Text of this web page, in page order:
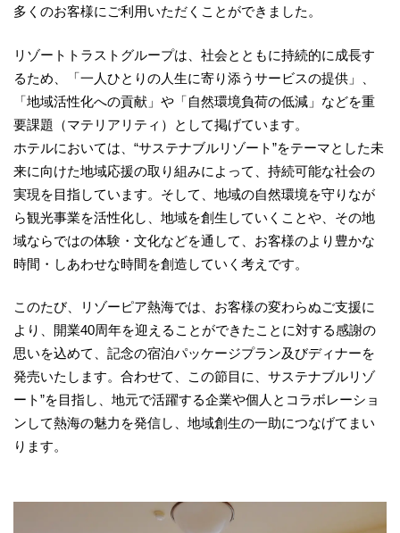
多くのお客様にご利用いただくことができました。
リゾートトラストグループは、社会とともに持続的に成長す
るため、「一人ひとりの人生に寄り添うサービスの提供」、
「地域活性化への貢献」や「自然環境負荷の低減」などを重
要課題（マテリアリティ）として掲げています。
ホテルにおいては、“サステナブルリゾート”をテーマとした未
来に向けた地域応援の取り組みによって、持続可能な社会の
実現を目指しています。そして、地域の自然環境を守りなが
ら観光事業を活性化し、地域を創生していくことや、その地
域ならではの体験・文化などを通して、お客様のより豊かな
時間・しあわせな時間を創造していく考えです。
このたび、リゾーピア熱海では、お客様の変わらぬご支援に
より、開業40周年を迎えることができたことに対する感謝の
思いを込めて、記念の宿泊パッケージプラン及びディナーを
発売いたします。合わせて、この節目に、サステナブルリゾ
ート”を目指し、地元で活躍する企業や個人とコラボレーショ
ンして熱海の魅力を発信し、地域創生の一助につなげてまい
ります。